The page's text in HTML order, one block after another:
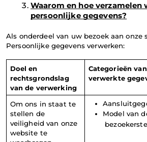
Waarom en hoe verzamelen
persoonlijke gegevens?
Als onderdeel van uw bezoek aan
Persoonlijke gegevens verwerken:
Doel en
rechtsgrondslag
van de verwerking
Categorieën van
verwerkte
Om ons in staat te
stellen de
veiligheid van onze
website te
Model van